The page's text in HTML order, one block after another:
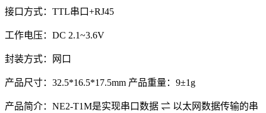
接口方式：TTL串口+RJ45
工作电压：DC 2.1~3.6V
封装方式：网口
产品尺寸：32.5*16.5*17.5mm 产品重量：9±1g
产品简介：NE2-T1M是实现串口数据 ⇌ 以太网数据传输的串